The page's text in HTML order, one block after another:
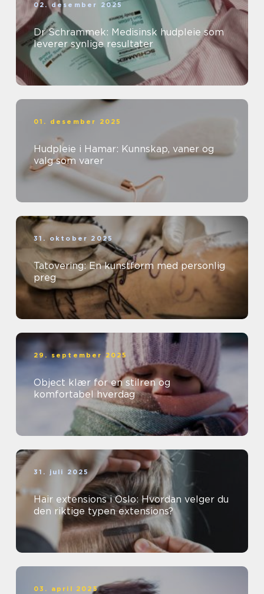
02. desember 2025
Dr Schrammek: Medisinsk hudpleie som
leverer synlige resultater
01. desember 2025
Hudpleie i Hamar: Kunnskap, vaner og
valg som varer
31. oktober 2025
Tatovering: En kunstform med personlig
preg
29. september 2025
Object klær for en stilren og
komfortabel hverdag
31. juli 2025
Hair extensions i Oslo: Hvordan velger du
den riktige typen extensions?
03. april 2025